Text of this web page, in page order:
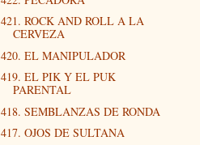
421. ROCK AND ROLL A LA
CERVEZA
420. EL MANIPULADOR
419. EL PIK Y EL PUK
PARENTAL
418. SEMBLANZAS DE RONDA
417. OJOS DE SULTANA